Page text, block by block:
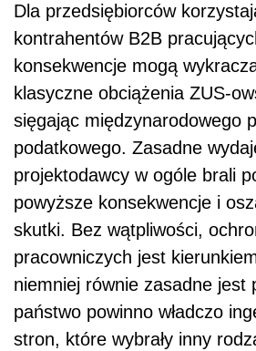
Dla przedsiębiorców
kontrahentów B2B
konsekwencje mogą
klasyczne obciążenia ZUS-
sięgając międzynarodowego
podatkowego. Zasadne
projektodawcy w ogóle brali
powyższe konsekwencje i
skutki. Bez wątpliwości,
pracowniczych jest
niemniej równie zasadne jest
państwo powinno władczo
stron, które wybrały inny